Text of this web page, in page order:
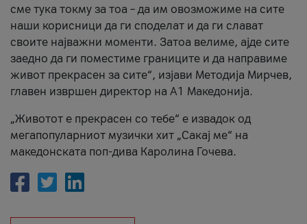
сме тука токму за тоа – да им овозможиме на сите
наши корисници да ги споделат и да ги слават
своите најважни моменти. Затоа велиме, ајде сите
заедно да ги поместиме границите и да направиме
живот прекрасен за сите“, изјави Методија Мирчев,
главен извршен директор на А1 Македонија.
„Животот е прекрасен со тебе“ е извадок од
мегапопуларниот музички хит „Сакај ме“ на
македонската поп-дива Каролина Гочева.